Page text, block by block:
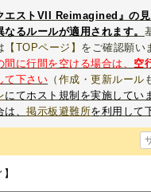
エストVII Reimagined』の
るルールが適用されます。
【TOPページ】 をご確認願い
に行間を空ける場合は、 空
て下さい （ 作成・更新ルール
にてホスト規制を実施してい
は、掲示板避難所を利用して